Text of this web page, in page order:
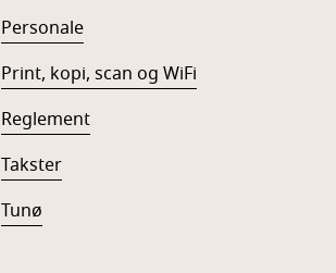
Personale
Print, kopi, scan og WiFi
Reglement
Takster
Tunø